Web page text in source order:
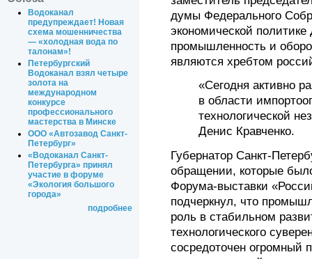
Водоканал
предупреждает! Новая
схема мошенничества
— «холодная вода по
талонам»!
Петербургский
Водоканал взял четыре
золота на
международном
конкурсе
профессионального
мастерства в Минске
ООО «Автозавод Санкт-
Петербург»
«Водоканал Санкт-
Петербурга» принял
участие в форуме
«Экология большого
города»
подробнее
думы Федерального
экономической политике
промышленность и
являются хребтом
«Сегодня активно
в области
технологической
Денис Кравченко.
Губернатор Санкт-
обращении, которые
Форума-выставки
подчеркнул, что
роль в стабильном
технологического
сосредоточен огромный